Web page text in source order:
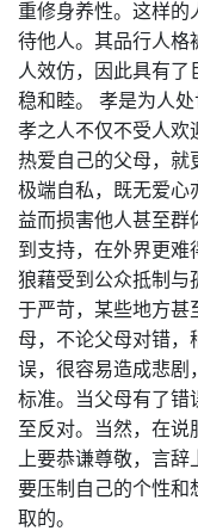
重修身养性。这样的
待他人。其品行人格
人效仿，因此具有了
稳和睦。 孝是为人
孝之人不仅不受人欢
热爱自己的父母，就
极端自私，既无爱心
益而损害他人甚至群
到支持，在外界更难
狼藉受到公众抵制与
于严苛，某些地方甚
母，不论父母对错，
误，很容易造成悲剧
标准。当父母有了错
至反对。当然，在说
上要恭谦尊敬，言
要压制自己的个性和
取的。